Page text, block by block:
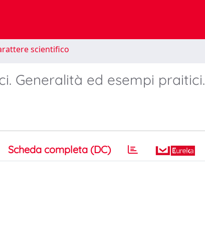
scientifico
Generalità ed esempi praitici.
Scheda completa (DC)